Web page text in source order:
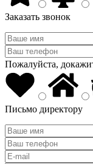
Заказать звонок
Пожалуйста,
Письмо директору